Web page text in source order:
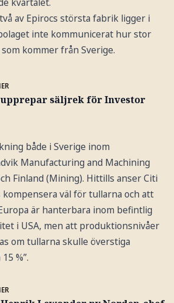
av Epirocs största fabrik ligger i
inte kommunicerat hur stor
kommer från Sverige.
säljrek för Investor
både i Sverige inom
Manufacturing and Machining
Finland (Mining). Hittills anser Citi
kompensera väl för tullarna och att
är hanterbara inom befintlig
i USA, men att produktionsnivåer
om tullarna skulle överstiga
%”.